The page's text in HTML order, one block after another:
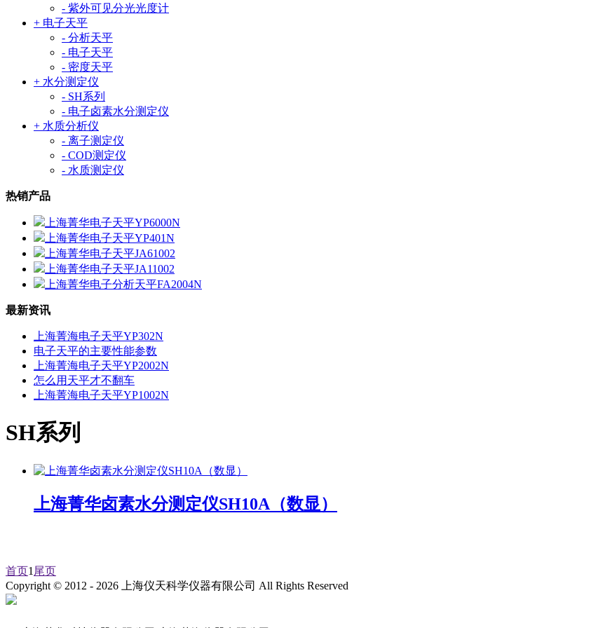
- 紫外可见分光光度计
+ 电子天平
- 分析天平
- 电子天平
- 密度天平
+ 水分测定仪
- SH系列
- 电子卤素水分测定仪
+ 水质分析仪
- 离子测定仪
- COD测定仪
- 水质测定仪
热销产品
上海菁华电子天平YP6000N
上海菁华电子天平YP401N
上海菁华电子天平JA61002
上海菁华电子天平JA11002
上海菁华电子分析天平FA2004N
最新资讯
上海菁海电子天平YP302N
电子天平的主要性能参数
上海菁海电子天平YP2002N
怎么用天平才不翻车
上海菁海电子天平YP1002N
SH系列
上海菁华卤素水分测定仪SH10A（数显）
首页1 尾页
Copyright © 2012 - 2026 上海仪天科学仪器有限公司 All Rights Reserved